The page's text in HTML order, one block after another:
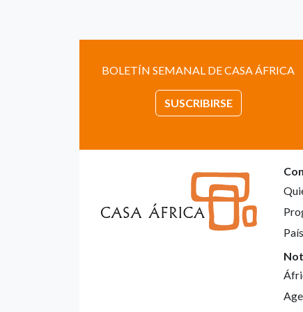
BOLETÍN SEMANAL DE CASA ÁFRICA
SUSCRIBIRSE